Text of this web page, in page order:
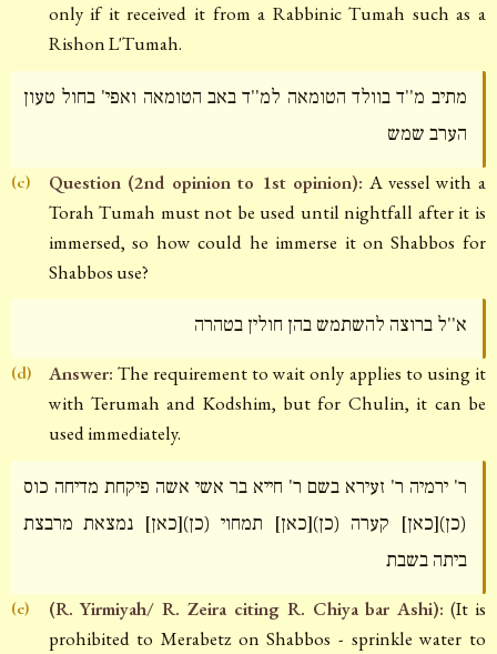
only if it received it from a Rabbinic Tumah such as a
Rishon L'Tumah.
מתיב מ''ד בוולד הטומאה למ''ד באב הטומאה ואפי' בחול טעון
הערב שמש
(c) Question (2nd opinion to 1st opinion): A vessel with a
Torah Tumah must not be used until nightfall after it is
immersed, so how could he immerse it on Shabbos for
Shabbos use?
א''ל ברוצה להשתמש בהן חולין בטהרה
(d) Answer: The requirement to wait only applies to using it
with Terumah and Kodshim, but for Chulin, it can be
used immediately.
ר' ירמיה ר' זעירא בשם ר' חייא בר אשי אשה פיקחת מדיחה כוס
(כן)[כאן] קערה (כן)[כאן] תמחוי (כן)[כאן] נמצאת מרבצת
ביתה בשבת
(e) (R. Yirmiyah/ R. Zeira citing R. Chiya bar Ashi): (It is
prohibited to Merabetz on Shabbos - sprinkle water to